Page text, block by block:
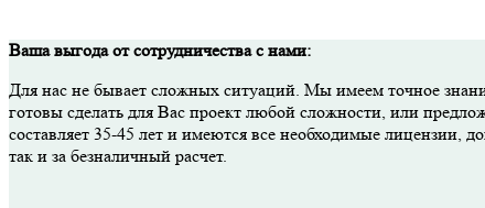
Ваша выгода от сотрудничества с нами:
Для нас не бывает сложных ситуаций. Мы имеем точное
готовы сделать для Вас проект любой сложности, или
составляет 35-45 лет и имеются все необходимые
так и за безналичный расчет.